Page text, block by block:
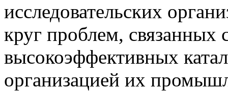
исследовательских
круг проблем, связанных
высокоэффективных
организацией их